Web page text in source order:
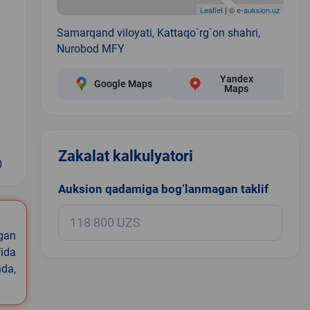
Leaflet| ©e-auksion.uz
Samarqand viloyati, Kattaqo`rg`on shahri,
Nurobod MFY
Google Maps
Yandex
Maps
Zakalat kalkulyatori
Auksion qadamiga bog‘lanmagan taklif